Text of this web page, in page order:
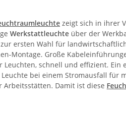
zeigt sich in ihrer
Werkstattleuchte über der
ersten Wahl für
Montage. Große
Leuchten, schnell und effizient.
Leuchte bei einem Stromausfall
Damit ist diese